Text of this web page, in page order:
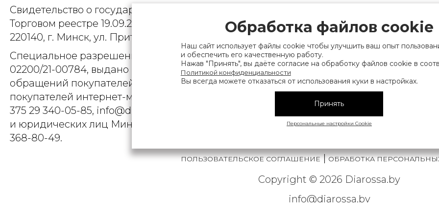
Свидетельство о государственной регистрации выдано Мингорисполкомом
Торговом реестре 19.09.2025, № 758300. Юридический адрес: 220007, г. Минск, ул.
220140, г. Минск, ул. Притыцкого, д.79, пом. 9
Специальное разрешение (лицензия) на деятельность, связанную с
02200/21-00784, выдано Министерством финансов Республики Беларусь. Номер
обращений покупателей интернет-магазина), а также лица уполномоченного
покупателей интернет-магазина о нарушении их прав, предусмотренных
375 29 340-05-85, info@diarossa.by. Номера контактных телефонов работников
и юридических лиц Минского городского исполнительного комитета,
368-80-49.
ПОЛЬЗОВАТЕЛЬСКОЕ СОГЛАШЕНИЕ|ОБРАБОТКА
Copyright © 2026 Diarossa.by
info@diarossa.by
Обработка файлов cookie
Наш сайт использует файлы cookie чтобы улучшить ваш опыт
и обеспечить его качественную работу.
Нажав "Принять", вы даёте согласие на обработку файлов cookie в
Политикой конфиденциальности
Вы всегда можете отказаться от использования куки в настройках.
Принять
Персональные настройки Cookie